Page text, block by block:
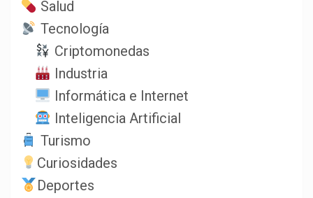
Salud
Tecnología
Criptomonedas
Industria
Informática e Internet
Inteligencia Artificial
Turismo
Curiosidades
Deportes